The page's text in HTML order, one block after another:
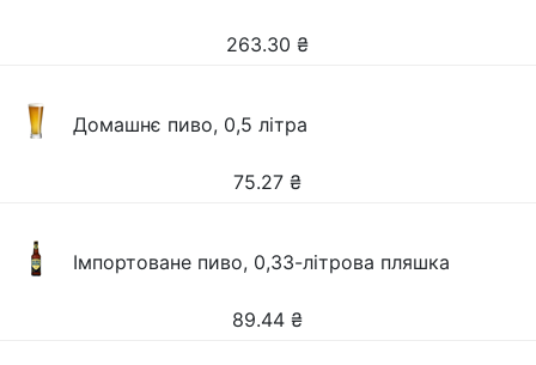
263.30 ₴
Домашнє пиво, 0,5 літра
75.27 ₴
Імпортоване пиво, 0,33-літрова пляшка
89.44 ₴